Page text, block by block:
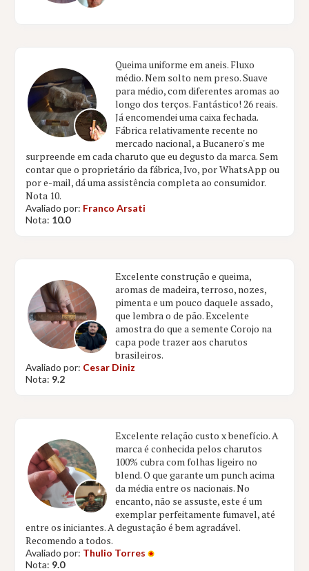
Queima uniforme em aneis. Fluxo
médio. Nem solto nem preso. Suave
para médio, com diferentes aromas ao
longo dos terços. Fantástico! 26 reais.
Já encomendei uma caixa fechada.
Fábrica relativamente recente no
mercado nacional, a Bucanero's me
surpreende em cada charuto que eu degusto da marca. Sem
contar que o proprietário da fábrica, Ivo, por WhatsApp ou
por e-mail, dá uma assistência completa ao consumidor.
Nota 10.
Avaliado por: Franco Arsati
Nota: 10.0
Excelente construção e queima,
aromas de madeira, terroso, nozes,
pimenta e um pouco daquele assado,
que lembra o de pão. Excelente
amostra do que a semente Corojo na
capa pode trazer aos charutos
brasileiros.
Avaliado por: Cesar Diniz
Nota: 9.2
Excelente relação custo x benefício. A
marca é conhecida pelos charutos
100% cubra com folhas ligeiro no
blend. O que garante um punch acima
da média entre os nacionais. No
encanto, não se assuste, este é um
exemplar perfeitamente fumavel, até
entre os iniciantes. A degustação é bem agradável.
Recomendo a todos.
Avaliado por: Thulio Torres
Nota: 9.0